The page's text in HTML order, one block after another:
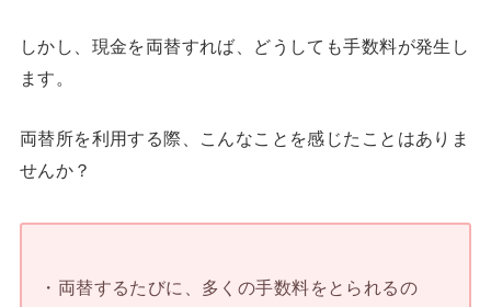
しかし、現金を両替すれば、どうしても手数料が発生し
ます。
両替所を利用する際、こんなことを感じたことはありま
せんか？
・両替するたびに、多くの手数料をとられるの